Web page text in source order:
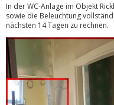
In der WC-Anlage im Objekt
sowie die Beleuchtung
nächsten 14 Tagen zu rechnen.